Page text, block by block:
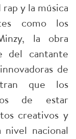
y la música
como los
la obra
del cantante
de
que los
de estar
creativos y
nacional